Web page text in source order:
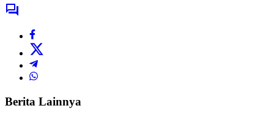
Berita Lainnya